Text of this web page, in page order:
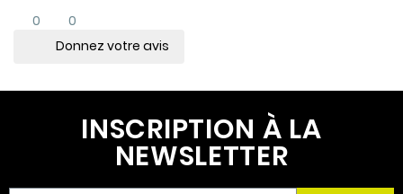
0
0
Donnez votre avis
INSCRIPTION À LA
NEWSLETTER